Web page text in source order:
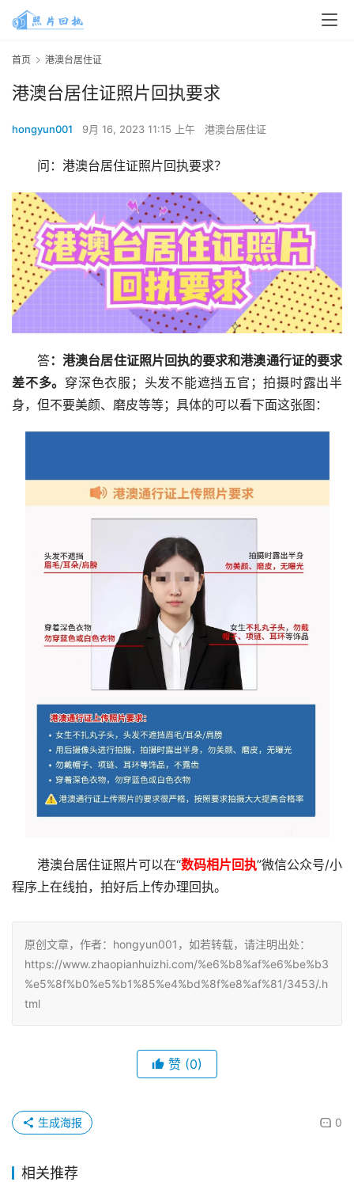
首页 港澳台居住证
港澳台居住证照片回执要求
hongyun001 9月 16, 2023 11:15 上午 港澳台居住证
问：港澳台居住证照片回执要求？
答：港澳台居住证照片回执的要求和港澳通行证的要求
差不多。 穿深色衣服；头发不能遮挡五官；拍摄时露出半
身，但不要美颜、磨皮等等；具体的可以看下面这张图：
港澳台居住证照片可以在“数码相片回执”微信公众号/小
程序上在线拍，拍好后上传办理回执。
原创文章，作者：hongyun001，如若转载，请注明出处：
https://www.zhaopianhuizhi.com/%e6%b8%af%e6%be%b3
%e5%8f%b0%e5%b1%85%e4%bd%8f%e8%af%81/3453/.h
tml
赞 (0)
0
生成海报
相关推荐